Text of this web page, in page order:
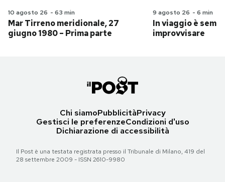
10 agosto 26 - 63 min
Mar Tirreno meridionale, 27
giugno 1980 – Prima parte
9 agosto 26 - 6 min
In viaggio è
improvvisare
Chi siamoPubblicitàPrivacy
Gestisci le preferenzeCondizioni d'uso
Dichiarazione di accessibilità
Il Post è una testata registrata presso il Tribunale di Milano, 419 del
28 settembre 2009 - ISSN 2610-9980